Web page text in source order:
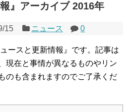
』アーカイブ 2016年
15 ニュース 0
ースと更新情報』です。記事は
現在と事情が異なるものやリン
のも含まれますのでご了承くだ